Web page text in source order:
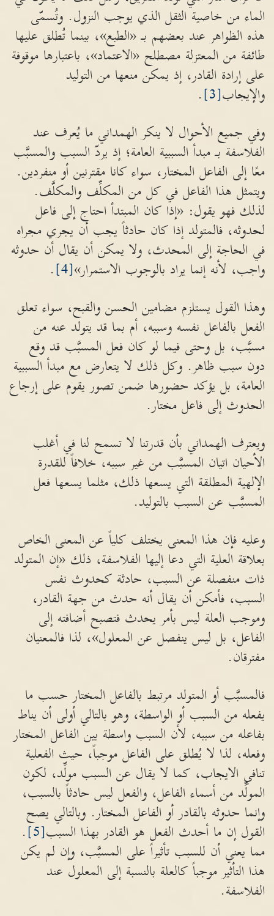
الماء من خاصية الثقل الذي يوجب النزول. وتُسمّى
هذه الظواهر عند بعضهم بـ «الطبع»، بينما تُطلق عليها
طائفة من المعتزلة مصطلح «الاعتماد»، باعتبارها موقوفة
على إرادة القادر، إذ يمكن منعها من التوليد
والإيجاب[3]
.
وفي جميع الأحوال لا ينكر الهمداني ما يُعرف عند
الفلاسفة بـ مبدأ السببية العامة؛ إذ يردّ السبب والمسبَّب
معًا إلى الفاعل المختار، سواء كانا مقترنين أو منفردين.
ويتمثل هذا الفاعل في كل من المكلِّف والمكلَّف.
لذلك فهو يقول: «إذا كان المبتدأ احتاج إلى فاعل
لحدوثه، فالمتولد إذا كان حادثاً يجب أن يجري مجراه
في الحاجة إلى المحدث، ولا يمكن أن يقال أن حدوثه
واجب، لأنه إنما يراد بالوجوب الاستمرار»[4]
.
وهذا القول يستلزم مضامين الحسن والقبح، سواء تعلق
الفعل بالفاعل نفسه وسببه، أم بما قد يتولد عنه من
مسبَّب، بل وحتى فيما لو كان فعل المسبَّب قد وقع
دون سبب ظاهر. وكل ذلك لا يتعارض مع مبدأ السببية
العامة، بل يؤكد حضورها ضمن تصور يقوم على إرجاع
الحدوث إلى فاعل مختار.
ويعترف الهمداني بأن قدرتنا لا تسمح لنا في أغلب
الأحيان اتيان المسبَّب من غير سببه، خلافاً للقدرة
الإلهية المطلقة التي يسعها ذلك، مثلما يسعها فعل
المسبَّب عن السبب بالتوليد.
وعليه فإن هذا المعنى يختلف كلياً عن المعنى الخاص
بعلاقة العلية التي دعا إليها الفلاسفة، ذلك «إن المتولد
ذات منفصلة عن السبب، حادثة كحدوث نفس
السبب، فأمكن أن يقال أنه حدث من جهة القادر،
وموجب العلة ليس بأمر يحدث فتصبح أضافته إلى
الفاعل، بل ليس ينفصل عن المعلول»، لذا فالمعنيان
مفترقان.
فالمسبَّب أو المتولد مرتبط بالفاعل المختار حسب ما
يفعله من السبب أو الواسطة، وهو بالتالي أولى أن يناط
بفاعله من سببه، لأن السبب واسطة بين الفاعل المختار
وفعله، لذا لا يُطلق على الفاعل موجباً، حيث الفعلية
تنافي الايجاب، كما لا يقال عن السبب مولِّد، لكون
المولِّد من أسماء الفاعل، والفعل ليس حادثاً بالسبب،
وإنما حدوثه بالقادر أو الفاعل المختار. وبالتالي يصح
القول إن ما أحدث الفعل هو القادر بهذا السبب[5]
.
مما يعني أن للسبب تأثيراً على المسبَّب، وإن لم يكن
هذا التأثير موجباً كالعلة بالنسبة إلى المعلول عند
الفلاسفة.